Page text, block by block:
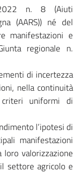
n. 8 (Aiuti
(AARS)) né del
manifestazioni e
regionale n.
di incertezza
nella continuità
uniformi di
l’ipotesi di
manifestazioni
valorizzazione
settore agricolo e